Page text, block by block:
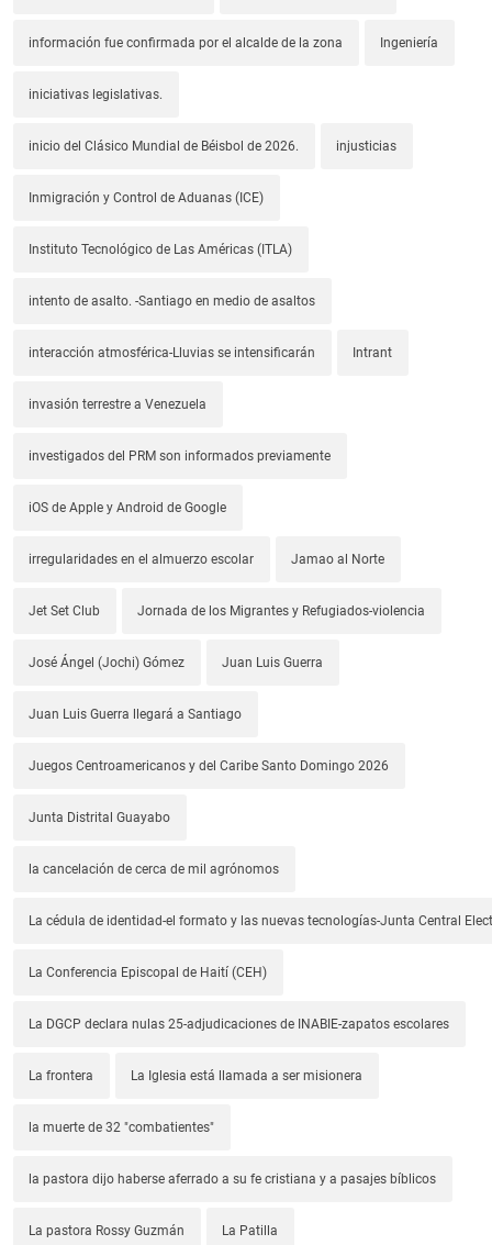
información fue confirmada por el alcalde de la zona Ingeniería
iniciativas legislativas.
inicio del Clásico Mundial de Béisbol de 2026. injusticias
Inmigración y Control de Aduanas (ICE)
Instituto Tecnológico de Las Américas (ITLA)
intento de asalto. -Santiago en medio de asaltos
interacción atmosférica-Lluvias se intensificarán Intrant
invasión terrestre a Venezuela
investigados del PRM son informados previamente
iOS de Apple y Android de Google
irregularidades en el almuerzo escolar Jamao al Norte
Jet Set Club Jornada de los Migrantes y Refugiados-violencia
José Ángel (Jochi) Gómez Juan Luis Guerra
Juan Luis Guerra llegará a Santiago
Juegos Centroamericanos y del Caribe Santo Domingo 2026
Junta Distrital Guayabo
la cancelación de cerca de mil agrónomos
La cédula de identidad-el formato y las nuevas tecnologías-Junta Central
La Conferencia Episcopal de Haití (CEH)
La DGCP declara nulas 25-adjudicaciones de INABIE-zapatos escolares
La frontera La Iglesia está llamada a ser misionera
la muerte de 32 "combatientes"
la pastora dijo haberse aferrado a su fe cristiana y a pasajes bíblicos
La pastora Rossy Guzmán La Patilla